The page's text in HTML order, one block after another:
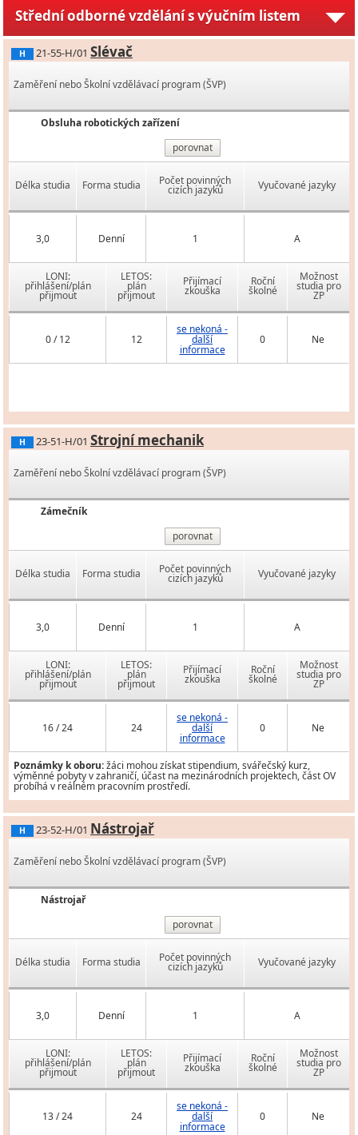
Střední odborné vzdělání s výučním listem
H 21-55-H/01 Slévač
Zaměření nebo Školní vzdělávací program (ŠVP)
Obsluha robotických zařízení
porovnat
Délka studia Forma studia Počet povinných
cizích jazyků Vyučované jazyky
3,0 Denní 1 A
LONI:
přihlášení/plán
přijmout
LETOS:
plán
přijmout
Přijímací
zkouška
Roční
školné
Možnost
studia pro
ZP
0 / 12 12
se nekoná -
další
informace
0 Ne
H 23-51-H/01 Strojní mechanik
Zaměření nebo Školní vzdělávací program (ŠVP)
Zámečník
porovnat
Délka studia Forma studia Počet povinných
cizích jazyků Vyučované jazyky
3,0 Denní 1 A
LONI:
přihlášení/plán
přijmout
LETOS:
plán
přijmout
Přijímací
zkouška
Roční
školné
Možnost
studia pro
ZP
16 / 24 24
se nekoná -
další
informace
0 Ne
Poznámky k oboru:žáci mohou získat stipendium, svářečský kurz,
výměnné pobyty v zahraničí, účast na mezinárodních projektech, část OV
probíhá v reálném pracovním prostředí.
H 23-52-H/01 Nástrojař
Zaměření nebo Školní vzdělávací program (ŠVP)
Nástrojař
porovnat
Délka studia Forma studia Počet povinných
cizích jazyků Vyučované jazyky
3,0 Denní 1 A
LONI:
přihlášení/plán
přijmout
LETOS:
plán
přijmout
Přijímací
zkouška
Roční
školné
Možnost
studia pro
ZP
13 / 24 24
se nekoná -
další
informace
0 Ne